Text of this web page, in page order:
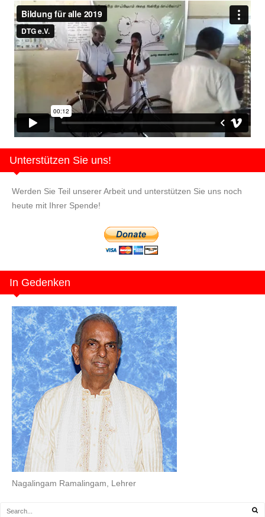
Unterstützen Sie uns!
Werden Sie Teil unserer Arbeit und unterstützen Sie uns noch
heute mit Ihrer Spende!
In Gedenken
Nagalingam Ramalingam, Lehrer